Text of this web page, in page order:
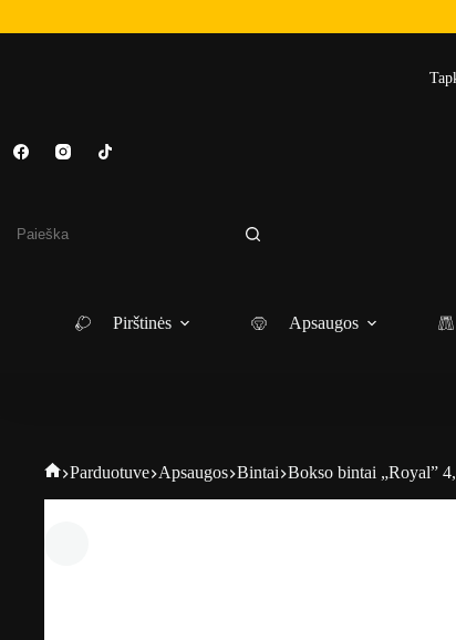
Pirštinės Apsaugos
Fightgear
Parduotuve Apsaugos Bintai Bokso bintai „Royal”